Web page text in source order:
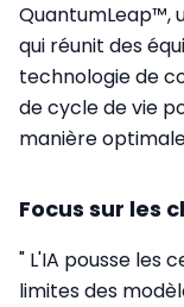
QuantumLeap™,
qui réunit des
technologie de
de cycle de vie
manière
Focus sur les
" L'IA pousse les
limites des